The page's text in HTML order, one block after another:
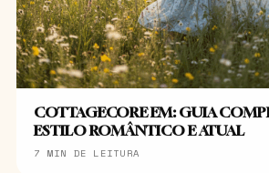
COTTAGECORE EM: GUIA
ESTILO ROMÂNTICO E ATUAL
7 MIN DE LEITURA